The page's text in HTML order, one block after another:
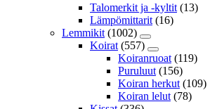
Talomerkit ja -kyltit (13)
Lämpömittarit (16)
Lemmikit (1002)
Koirat (557)
Koiranruoat (119)
Puruluut (156)
Koiran herkut (109)
Koiran lelut (78)